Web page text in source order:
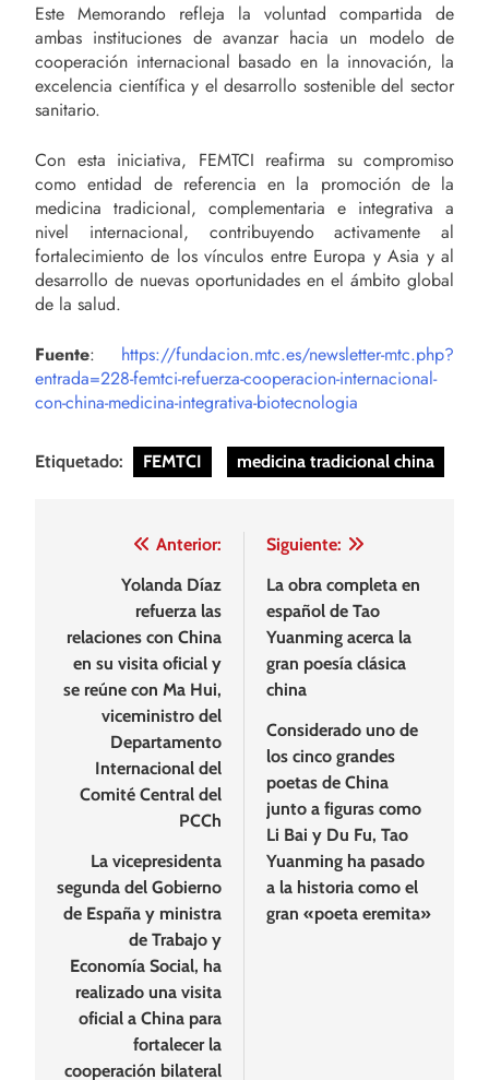
Este Memorando refleja la voluntad compartida de
ambas instituciones de avanzar hacia un modelo de
cooperación internacional basado en la innovación, la
excelencia científica y el desarrollo sostenible del sector
sanitario.
Con esta iniciativa, FEMTCI reafirma su compromiso
como entidad de referencia en la promoción de la
medicina tradicional, complementaria e integrativa a
nivel internacional, contribuyendo activamente al
fortalecimiento de los vínculos entre Europa y Asia y al
desarrollo de nuevas oportunidades en el ámbito global
de la salud.
Fuente: https://fundacion.mtc.es/newsletter-mtc.php?
entrada=228-femtci-refuerza-cooperacion-internacional-
con-china-medicina-integrativa-biotecnologia
Etiquetado: FEMTCI medicina tradicional china
Navegación
entradas
Anterior:
Yolanda Díaz
refuerza las
relaciones con China
en su visita oficial y
se reúne con Ma Hui,
viceministro del
Departamento
Internacional del
Comité Central del
PCCh
La vicepresidenta
segunda del Gobierno
de España y ministra
de Trabajo y
Economía Social, ha
realizado una visita
oficial a China para
fortalecer la
cooperación bilateral
Siguiente:
La obra completa en
español de Tao
Yuanming acerca la
gran poesía clásica
china
Considerado uno de
los cinco grandes
poetas de China
junto a figuras como
Li Bai y Du Fu, Tao
Yuanming ha pasado
a la historia como el
gran «poeta eremita»